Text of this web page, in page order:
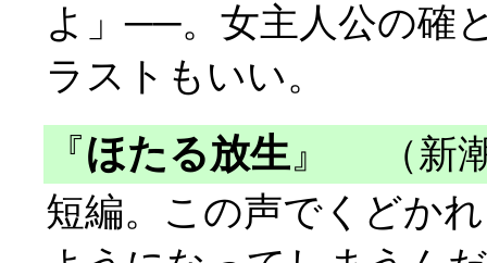
よ」──。女主人公の確
ラストもいい。
『ほたる放生 』
（新潮
短編。この声でくどか